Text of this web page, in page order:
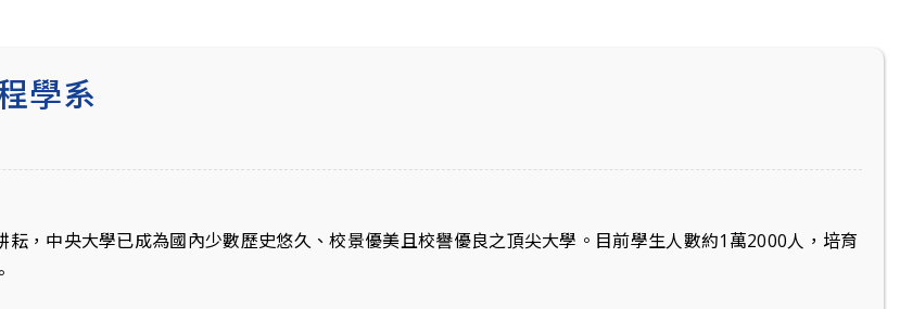
學系
，中央大學已成為國內少數歷史悠久、校景優美且校譽優良之頂尖大學。目前學生人數約1萬2000人，培育